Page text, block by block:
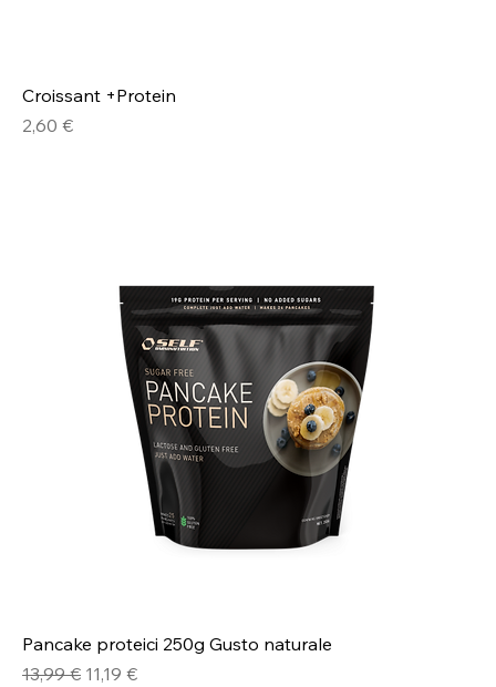
Croissant +Protein
Prezzo
2,60 €
Pancake proteici 250g Gusto naturale
Prezzo regolare
13,99 € Prezzo scontato
11,19 €